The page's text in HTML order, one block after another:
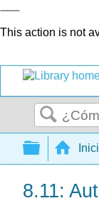
This action is not
8.11: